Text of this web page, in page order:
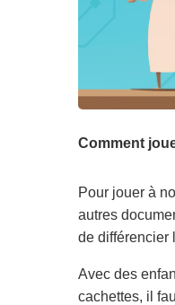
Comment
Pour jouer à
autres
de différencier
Avec des
cachettes, il